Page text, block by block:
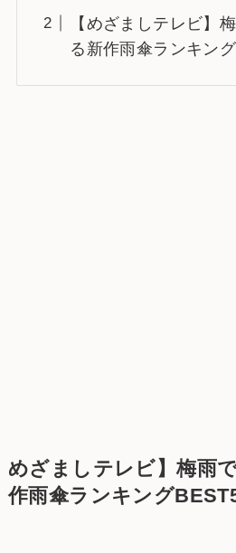
【めざましテレビ】
る新作雨傘ランキン
めざましテレビ】梅雨
作雨傘ランキング